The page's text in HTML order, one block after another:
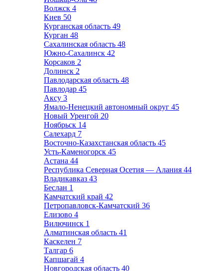
Волжск 4
Киев 50
Курганская область 49
Курган 48
Сахалинская область 48
Южно-Сахалинск 42
Корсаков 2
Долинск 2
Павлодарская область 48
Павлодар 45
Аксу 3
Ямало-Ненецкий автономный округ 45
Новый Уренгой 20
Ноябрьск 14
Салехард 7
Восточно-Казахстанская область 45
Усть-Каменогорск 45
Астана 44
Республика Северная Осетия — Алания 44
Владикавказ 43
Беслан 1
Камчатский край 42
Петропавловск-Камчатский 36
Елизово 4
Вилючинск 1
Алматинская область 41
Каскелен 7
Талгар 6
Капшагай 4
Новгородская область 40